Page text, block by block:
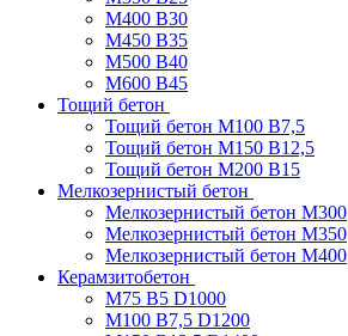
М400 В30
М450 В35
М500 В40
М600 В45
Тощий бетон
Тощий бетон М100 В7,5
Тощий бетон М150 В12,5
Тощий бетон М200 В15
Мелкозернистый бетон
Мелкозернистый бетон М300
Мелкозернистый бетон М350
Мелкозернистый бетон М400
Керамзитобетон
М75 В5 D1000
М100 В7,5 D1200